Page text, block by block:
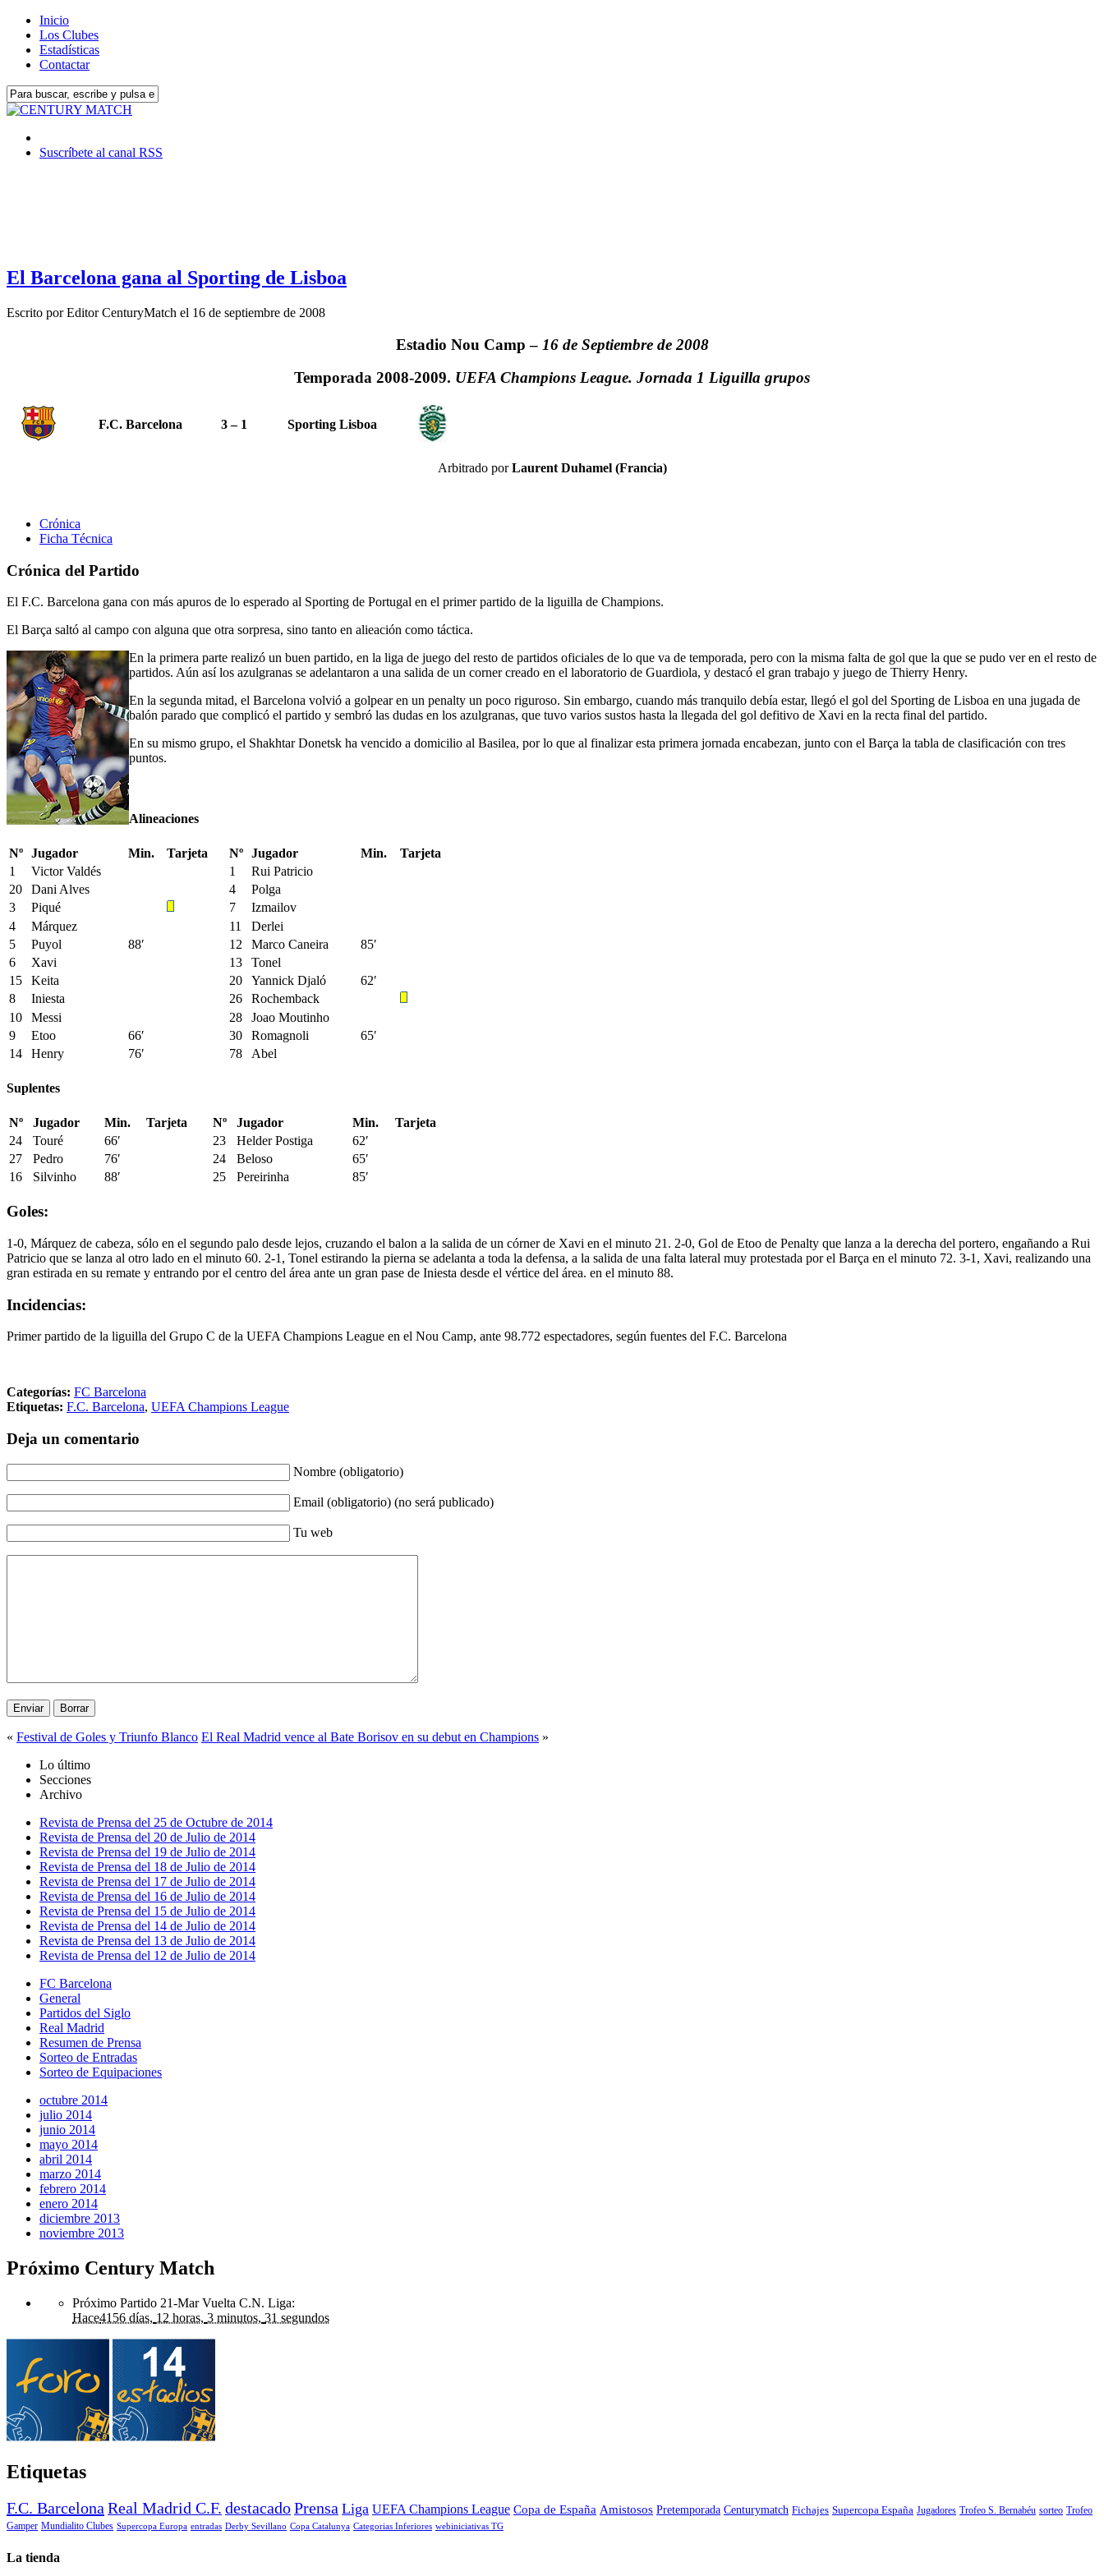
Inicio
Los Clubes
Estadísticas
Contactar
Suscríbete al canal RSS
El Barcelona gana al Sporting de Lisboa
Escrito porEditor CenturyMatch el 16 de septiembre de 2008
Estadio Nou Camp – 16 de Septiembre de 2008
Temporada 2008-2009. UEFA Champions League. Jornada 1 Liguilla grupos
F.C. Barcelona 3 – 1 Sporting Lisboa
Arbitrado porLaurent Duhamel (Francia)
Crónica
Ficha Técnica
Crónica del Partido
El F.C. Barcelona gana con más apuros de lo esperado al Sporting de Portugal en el primer partido de la liguilla de Champions.
El Barça saltó al campo con alguna que otra sorpresa, sino tanto en alieación como táctica.
En la primera parte realizó un buen partido, en la liga de juego del resto de partidos oficiales de lo que va de temporada, pero con la misma falta de gol que la que se pudo ver en el resto de
partidos. Aún así los azulgranas se adelantaron a una salida de un corner creado en el laboratorio de Guardiola, y destacó el gran trabajo y juego de Thierry Henry.
En la segunda mitad, el Barcelona volvió a golpear en un penalty un poco riguroso. Sin embargo, cuando más tranquilo debía estar, llegó el gol del Sporting de Lisboa en una jugada de
balón parado que complicó el partido y sembró las dudas en los azulgranas, que tuvo varios sustos hasta la llegada del gol defitivo de Xavi en la recta final del partido.
En su mismo grupo, el Shakhtar Donetsk ha vencido a domicilio al Basilea, por lo que al finalizar esta primera jornada encabezan, junto con el Barça la tabla de clasificación con tres
puntos.
Alineaciones
Nº Jugador Min. Tarjeta Nº Jugador Min.
Tarjeta
1
Victor Valdés 1
Rui Patricio
20
Dani Alves 4
Polga
3
Piqué 7
Izmailov
4
Márquez 11
Derlei
5
Puyol 88′ 12 Marco Caneira
85′
6
Xavi 13
Tonel
15
Keita 20 Yannick Djaló
62′
8
Iniesta 26
Rochemback
10
Messi 28
Joao Moutinho
9
Etoo 66′ 30 Romagnoli
65′
14
Henry 76′ 78 Abel
Suplentes
Nº Jugador Min. Tarjeta Nº Jugador Min.
Tarjeta
24
Touré 66′ 23 Helder Postiga
62′
27
Pedro 76′ 24 Beloso
65′
16
Silvinho 88′ 25 Pereirinha 85′
Goles:
1-0, Márquez de cabeza, sólo en el segundo palo desde lejos, cruzando el balon a la salida de un córner de Xavi en el minuto 21. 2-0, Gol de Etoo de Penalty que lanza a la derecha del portero, engañando a Rui
Patricio que se lanza al otro lado en el minuto 60. 2-1, Tonel estirando la pierna se adelanta a toda la defensa, a la salida de una falta lateral muy protestada por el Barça en el minuto 72. 3-1, Xavi, realizando una
gran estirada en su remate y entrando por el centro del área ante un gran pase de Iniesta desde el vértice del área. en el minuto 88.
Incidencias:
Primer partido de la liguilla del Grupo C de la UEFA Champions League en el Nou Camp, ante 98.772 espectadores, según fuentes del F.C. Barcelona
Categorías: FC Barcelona
Etiquetas: F.C. Barcelona, UEFA Champions League
Deja un comentario
Nombre (obligatorio)
Email (obligatorio) (no será publicado)
Tu web
« Festival de Goles y Triunfo Blanco El Real Madrid vence al Bate Borisov en su debut en Champions »
Lo último
Secciones
Archivo
Revista de Prensa del 25 de Octubre de 2014
Revista de Prensa del 20 de Julio de 2014
Revista de Prensa del 19 de Julio de 2014
Revista de Prensa del 18 de Julio de 2014
Revista de Prensa del 17 de Julio de 2014
Revista de Prensa del 16 de Julio de 2014
Revista de Prensa del 15 de Julio de 2014
Revista de Prensa del 14 de Julio de 2014
Revista de Prensa del 13 de Julio de 2014
Revista de Prensa del 12 de Julio de 2014
FC Barcelona
General
Partidos del Siglo
Real Madrid
Resumen de Prensa
Sorteo de Entradas
Sorteo de Equipaciones
octubre 2014
julio 2014
junio 2014
mayo 2014
abril 2014
marzo 2014
febrero 2014
enero 2014
diciembre 2013
noviembre 2013
Próximo Century Match
Próximo Partido 21-Mar Vuelta C.N. Liga:
Hace4156 días, 12 horas, 3 minutos, 31 segundos
Etiquetas
F.C. BarcelonaReal Madrid C.F. destacadoPrensa Liga UEFA Champions League Copa de España Amistosos Pretemporada Centurymatch Fichajes Supercopa España Jugadores Trofeo S. Bernabéu sorteo Trofeo
Gamper Mundialito Clubes Supercopa Europa entradas Derby Sevillano Copa Catalunya Categorias Inferiores webiniciativas TG
La tienda